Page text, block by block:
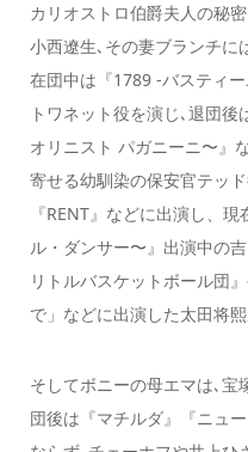
カリオストロ伯爵夫人の秘
小西遼生､その妻ブランチに
在団中は『1789 -バスティ
トワネット役を演じ､退団後
オリニスト パガニーニ〜』
寄せる幼馴染の保安官テッ
『RENT』などに出演し、
ル・ダンサー〜』出演中の
リトルバスケットボール団
で」などに出演した太田将
そしてボニーの母エマは､宝
団後は『マチルダ』『ニュ